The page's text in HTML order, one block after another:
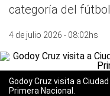
categoría del
4 de julio 2026 - 08:02hs
Godoy Cruz visita a
Primera Nacional.